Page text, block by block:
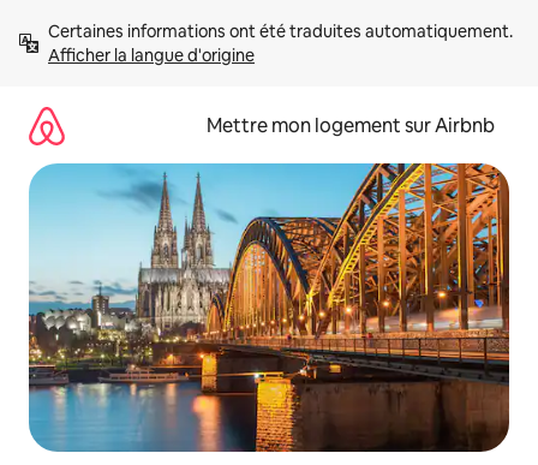
directement
Afficher la langue d'origine
Mettre mon logement sur Airbnb